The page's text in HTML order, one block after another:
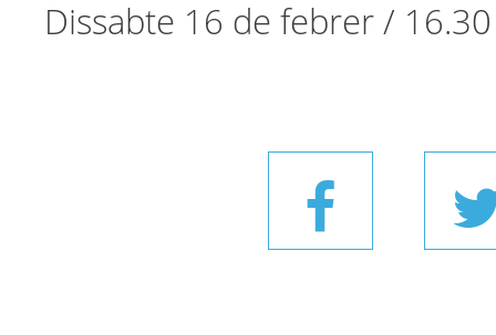
Dissabte 16 de febrer /